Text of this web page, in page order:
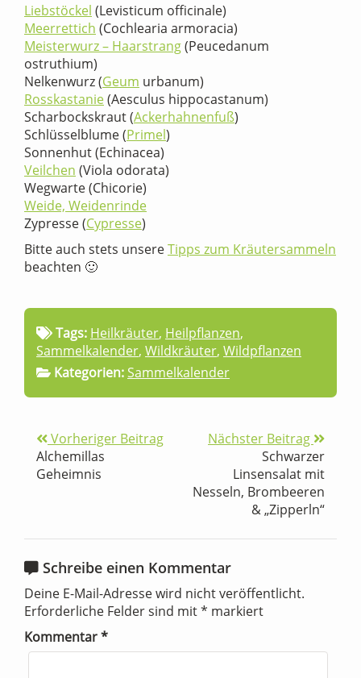
Liebstöckel (Levisticum officinale)
Meerrettich (Cochlearia armoracia)
Meisterwurz – Haarstrang(Peucedanum
ostruthium)
Nelkenwurz (Geum urbanum)
Rosskastanie(Aesculus hippocastanum)
Scharbockskraut (Ackerhahnenfuß)
Schlüsselblume (Primel)
Sonnenhut (Echinacea)
Veilchen (Viola odorata)
Wegwarte (Chicorie)
Weide, Weidenrinde
Zypresse (Cypresse)
Bitte auch stets unsereTipps zum Kräutersammeln
beachten 🙂
Tags: Heilkräuter, Heilpflanzen,
Sammelkalender, Wildkräuter, Wildpflanzen
Kategorien:Sammelkalender
Vorheriger Beitrag
Alchemillas
Geheimnis
Nächster Beitrag
Schwarzer
Linsensalat mit
Nesseln, Brombeeren
& „Zipperln“
Schreibe einen Kommentar
Deine E-Mail-Adresse wird nicht veröffentlicht.
Erforderliche Felder sind mit* markiert
Kommentar*